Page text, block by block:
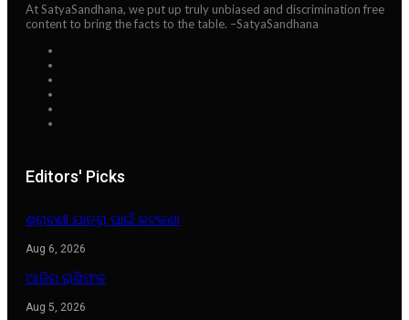
At SatyaSandhana, we put up truly unbiased and discrimination free
content to bring the facts to the table. –SatyaSandhana
Editors' Picks
ଶ୍ରାବଣୀ ଯାତ୍ରା ପାଇଁ କଟକଣା
Aug 6, 2026
ଆଜିର ରାଶିଫଳ
Aug 5, 2026